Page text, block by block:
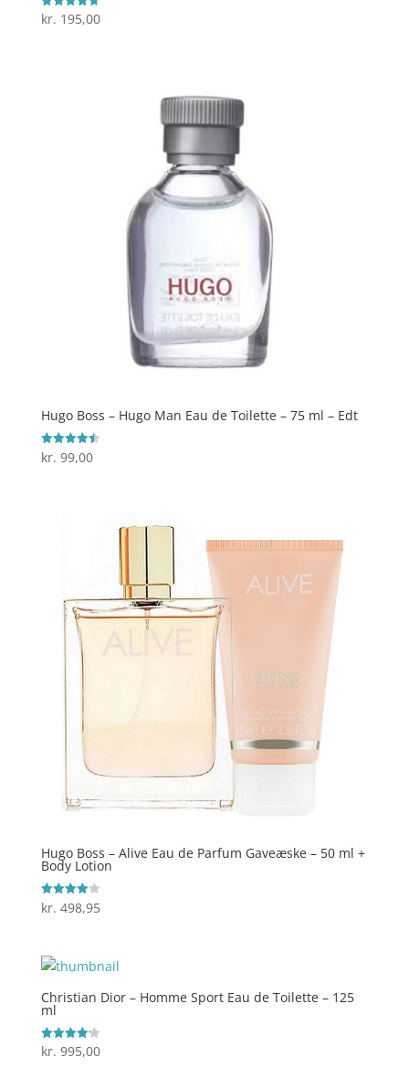
Vurderet
4.7
kr. 195,00
Hugo Boss – Hugo Man Eau de Toilette – 75 ml – Edt
Vurderet
4.5
kr. 99,00
Hugo Boss – Alive Eau de Parfum Gaveæske – 50 ml +
Body Lotion
Vurderet
4
kr. 498,95
Christian Dior – Homme Sport Eau de Toilette – 125
ml
Vurderet
4.2
kr. 995,00